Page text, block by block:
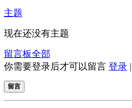
主题
现在还没有主题
留言板全部
你需要登录后才可以留言 登录 |
留言